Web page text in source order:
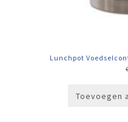
Lunchpot
€
Toevoegen